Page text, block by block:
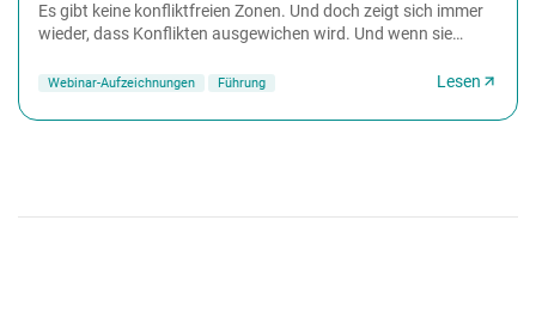
Es gibt keine konfliktfreien Zonen. Und doch zeigt sich immer
wieder, dass Konflikten ausgewichen wird. Und wenn sie
Webinar-Aufzeichnungen Führung Lesen